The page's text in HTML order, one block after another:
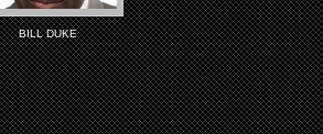
BILL DUKE